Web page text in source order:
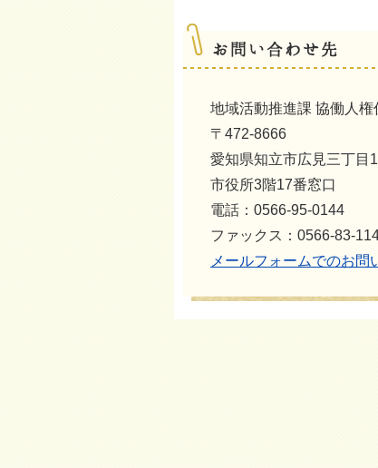
地域活動推進課 協働人権
〒472-8666
愛知県知立市広見三丁目
市役所3階17番窓口
電話：0566-95-0144
ファックス：0566-83-
メールフォームでのお問